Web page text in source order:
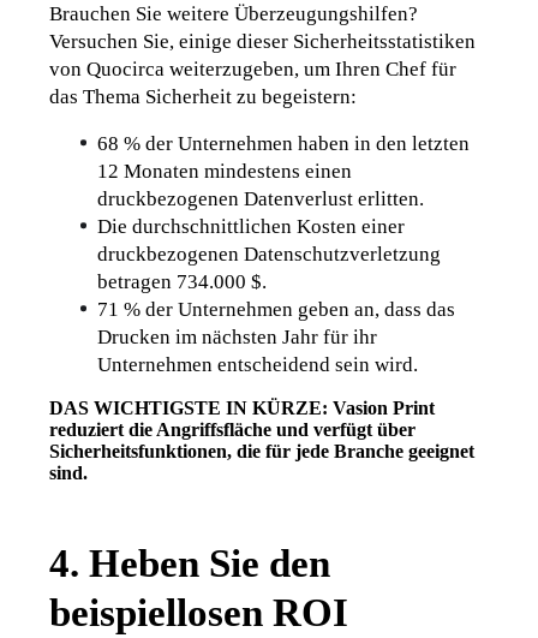
Brauchen Sie weitere Überzeugungshilfen?
Versuchen Sie, einige dieser Sicherheitsstatistiken
von Quocirca weiterzugeben, um Ihren Chef für
das Thema Sicherheit zu begeistern:
68 % der Unternehmen haben in den letzten
12 Monaten mindestens einen
druckbezogenen Datenverlust erlitten.
Die durchschnittlichen Kosten einer
druckbezogenen Datenschutzverletzung
betragen 734.000 $.
71 % der Unternehmen geben an, dass das
Drucken im nächsten Jahr für ihr
Unternehmen entscheidend sein wird.
DAS WICHTIGSTE IN KÜRZE: Vasion Print
reduziert die Angriffsfläche und verfügt über
Sicherheitsfunktionen, die für jede Branche geeignet
sind.
4. Heben Sie den
beispiellosen ROI